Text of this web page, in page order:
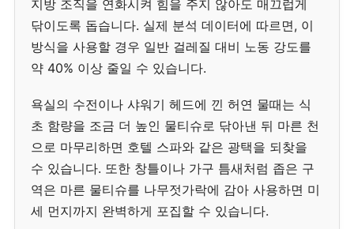
지방 조직을 연화시켜 힘을 주지 않아도 매끄럽게
닦이도록 돕습니다. 실제 분석 데이터에 따르면, 이
방식을 사용할 경우 일반 걸레질 대비 노동 강도를
약 40% 이상 줄일 수 있습니다.
욕실의 수전이나 샤워기 헤드에 낀 허연 물때는 식
초 함량을 조금 더 높인 물티슈로 닦아낸 뒤 마른 천
으로 마무리하면 호텔 스파와 같은 광택을 되찾을
수 있습니다. 또한 창틀이나 가구 틈새처럼 좁은 구
역은 마른 물티슈를 나무젓가락에 감아 사용하면 미
세 먼지까지 완벽하게 포집할 수 있습니다.